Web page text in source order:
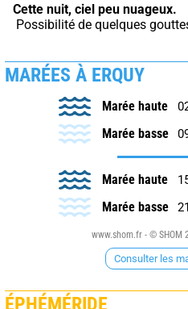
Cette nuit, ciel peu nuageux.
Possibilité de quelques
MARÉES À ERQUY
Marée haute
Marée basse
Marée haute
Marée basse
www.shom.fr - © SHOM
Consulter les
ÉPHÉMÉRIDE